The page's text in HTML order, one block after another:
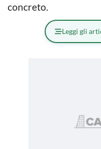
concreto.
Leggi gli